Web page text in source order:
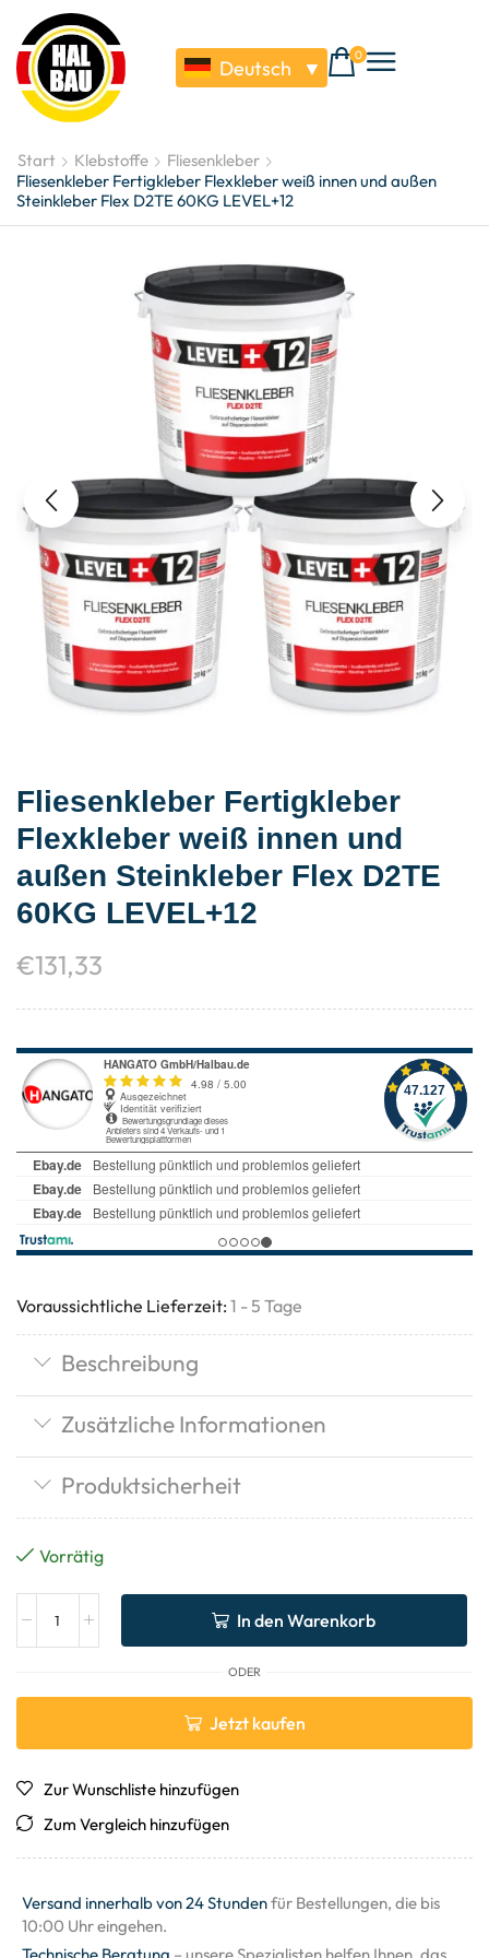
Deutsch ▼
0
Start Klebstoffe
Fliesenkleber
Fliesenkleber Fertigkleber Flexkleber weiß innen und außen
Steinkleber Flex D2TE 60KG LEVEL+12
Fliesenkleber Fertigkleber
Flexkleber weiß innen und
außen Steinkleber Flex D2TE
60KG LEVEL+12
€131,33
Voraussichtliche Lieferzeit: 1 - 5 Tage
Beschreibung
Zusätzliche Informationen
Produktsicherheit
Vorrätig
In den Warenkorb
ODER
Jetzt kaufen
Zur Wunschliste hinzufügen
Zum Vergleich hinzufügen
Versand innerhalb von 24 Stundenfür Bestellungen, die bis
10:00 Uhr eingehen.
Technische Beratung – unsere Spezialisten helfen Ihnen, das